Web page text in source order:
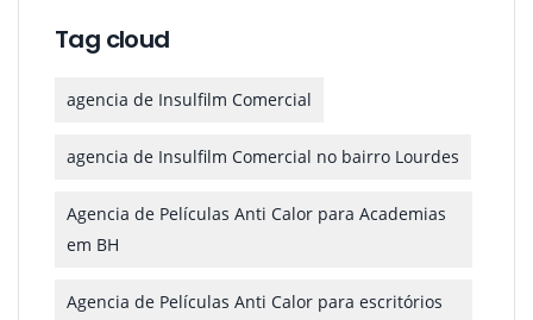
Tag cloud
agencia de Insulfilm Comercial
agencia de Insulfilm Comercial no bairro Lourdes
Agencia de Películas Anti Calor para Academias
em BH
Agencia de Películas Anti Calor para escritórios